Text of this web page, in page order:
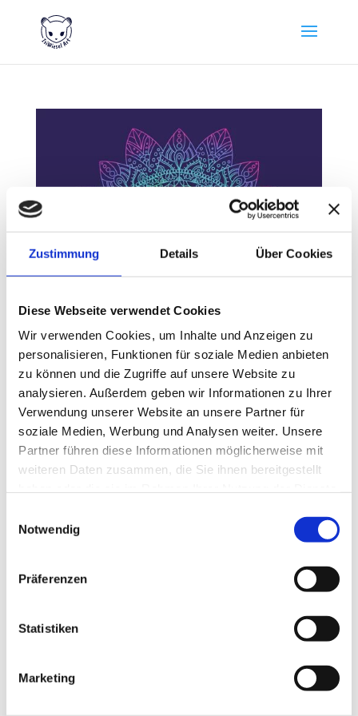
Zustimmung Details Über Cookies
Diese Webseite verwendet Cookies
Wir verwenden Cookies, um Inhalte und Anzeigen zu
personalisieren, Funktionen für soziale Medien anbieten
zu können und die Zugriffe auf unsere Website zu
analysieren. Außerdem geben wir Informationen zu Ihrer
Verwendung unserer Website an unsere Partner für
soziale Medien, Werbung und Analysen weiter. Unsere
Partner führen diese Informationen möglicherweise mit
weiteren Daten zusammen, die Sie ihnen bereitgestellt
Notwendig
Präferenzen
Statistiken
Marketing
Gratis Mandala als Willkommensgeschenk
vonIWI-Admin|Feb. 6, 2023| Freebie, Illustration
Hallo und herzlich Willkommen auf meinem Blog!
Genau wie meine Webseite ist auch der Blog ganz
frisch. Um den Start zu feiern, gibt’s direkt das erste
meinem iPad mit Procreate gezeichnet, am Rechner...
Suchen
Recent Posts
Recent Comments